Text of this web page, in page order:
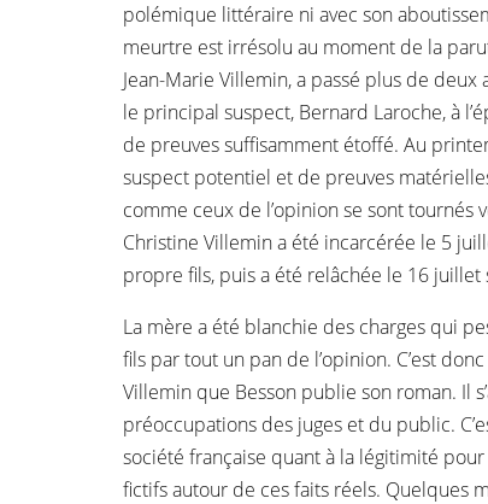
polémique littéraire ni avec son
meurtre est irrésolu au moment de la
Jean-Marie Villemin, a passé plus de deux
le principal suspect, Bernard Laroche, à
de preuves suffisamment étoffé. Au
suspect potentiel et de preuves
comme ceux de l’opinion se sont tournés
Christine Villemin a été incarcérée le 5
propre fils, puis a été relâchée le 16 juillet
La mère a été blanchie des charges qui
fils par tout un pan de l’opinion. C’est
Villemin que Besson publie son roman. Il
préoccupations des juges et du public.
société française quant à la légitimité
fictifs autour de ces faits réels. Quelques